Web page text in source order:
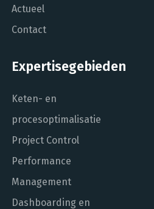
Actueel
Contact
Expertisegebieden
Keten- en
procesoptimalisatie
Project Control
Performance
Management
Dashboarding en